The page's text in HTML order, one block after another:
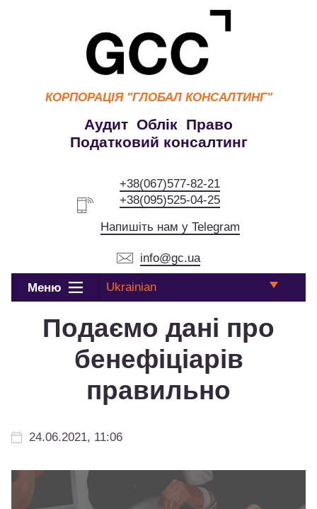
КОРПОРАЦІЯ "ГЛОБАЛ КОНСАЛТИНГ"
Аудит Облік Право
Податковий консалтинг
+38(067)577-82-21
+38(095)525-04-25
Напишіть нам у Telegram
info@gc.ua
Меню Ukrainian
Подаємо дані про
бенефіціарів
правильно
24.06.2021, 11:06